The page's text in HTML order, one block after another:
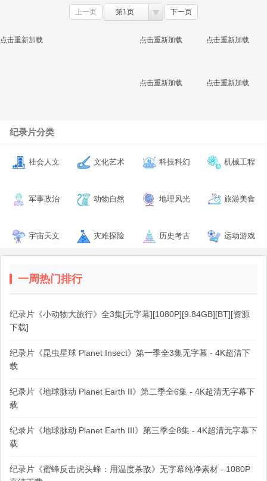
上一页 第1页 下一页
点击重新加载 点击重新加载 点击重新加载
点击重新加载 点击重新加载
纪录片分类
社会人文 文化艺术 科技科幻 机械工程
军事政治 动物自然 地理风光 旅游美食
宇宙天文 灾难探险 历史考古 运动游戏
一周热门排行
纪录片《小动物大旅行》全3集[无字幕][1080P][9.84GB][BT][资源
下载]
纪录片《昆虫星球 Planet Insect》第一季全3集无字幕 - 4K超清下
载
纪录片《地球脉动 Planet Earth II》第二季全6集 - 4K超清无字幕下
载
纪录片《地球脉动 Planet Earth III》第三季全8集 - 4K超清无字幕下
载
纪录片《蜜蜂反击虎头蜂：用温度杀敌》无字幕纯净素材 - 1080P